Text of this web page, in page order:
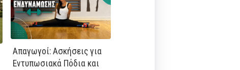
Απαγωγοί: Ασκήσεις για
Εντυπωσιακά Πόδια και